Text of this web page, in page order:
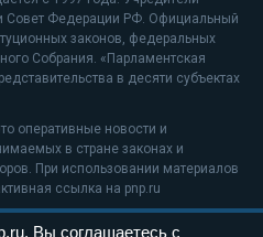
Совет Федерации РФ. Официальный
законов, федеральных
Собрания. «Парламентская
в десяти субъектах
оперативные новости и
в стране законах и
При использовании материалов
ссылка на pnp.ru
Вы соглашаетесь с